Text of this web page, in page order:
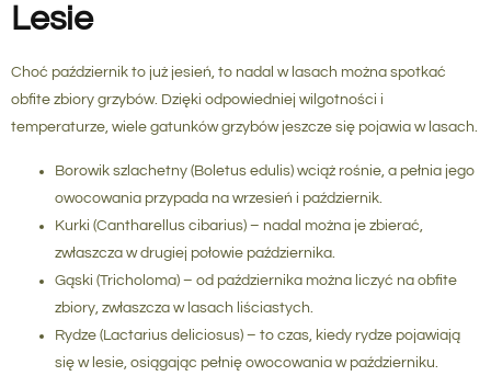
Lesie
Choć październik to już jesień, to nadal w lasach można spotkać
obfite zbiory grzybów. Dzięki odpowiedniej wilgotności i
temperaturze, wiele gatunków grzybów jeszcze się pojawia w lasach.
Borowik szlachetny (Boletus edulis) wciąż rośnie, a pełnia jego
owocowania przypada na wrzesień i październik.
Kurki (Cantharellus cibarius) – nadal można je zbierać,
zwłaszcza w drugiej połowie października.
Gąski (Tricholoma) – od października można liczyć na obfite
zbiory, zwłaszcza w lasach liściastych.
Rydze (Lactarius deliciosus) – to czas, kiedy rydze pojawiają
się w lesie, osiągając pełnię owocowania w październiku.